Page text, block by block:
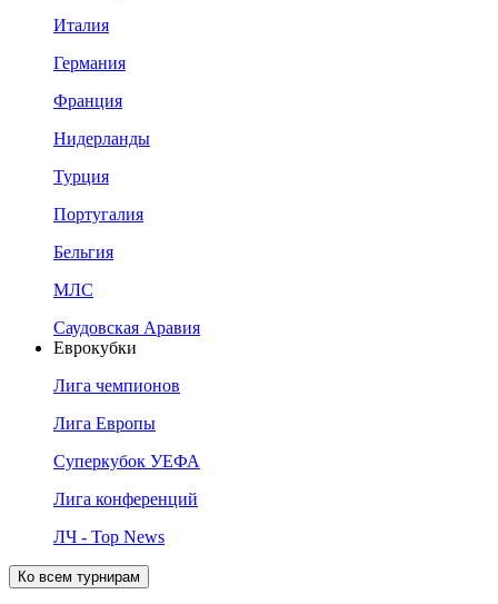
Италия
Германия
Франция
Нидерланды
Турция
Португалия
Бельгия
МЛС
Саудовская Аравия
Еврокубки
Лига чемпионов
Лига Европы
Суперкубок УЕФА
Лига конференций
ЛЧ - Top News
Ко всем турнирам